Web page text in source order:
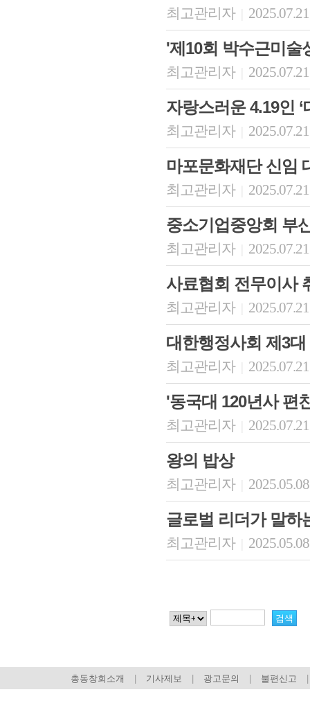
최고관리자
'제10회 박수근미술
최고관리자
자랑스러운 4.19인 ‘
최고관리자
마포문화재단 신임
최고관리자
중소기업중앙회 부
최고관리자
사료협회 전무이사
최고관리자
대한행정사회 제3대
최고관리자
'동국대 120년사 편
최고관리자
왕의 밥상
최고관리자
글로벌 리더가 말하
최고관리자
총동창회소개 기사제보 광고문의 불편신고